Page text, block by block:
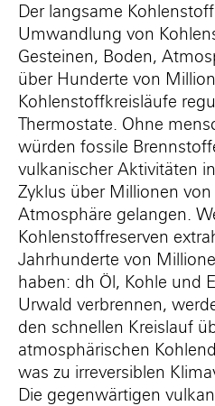
Der langsame
Umwandlung von
Gesteinen, Boden,
über Hunderte von
Kohlenstoffkreisläufe
Thermostate. Ohne
würden fossile
vulkanischer Aktivitäten
Zyklus über Millionen
Atmosphäre gelangen.
Kohlenstoffreserven
Jahrhunderte von
haben: dh Öl, Kohle und
Urwald verbrennen,
den schnellen Kreislauf
atmosphärischen
was zu irreversiblen
Die gegenwärtigen